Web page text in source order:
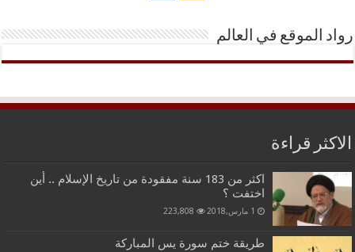
رواد الموقع في العالم
الاكثر قراءة
اكثر من 183 سنة مفقودة من تاريخ الإسلام .. أين
اختفت ؟
1 مارس,2018 223,808
طريقة ختم سورة يس المباركة